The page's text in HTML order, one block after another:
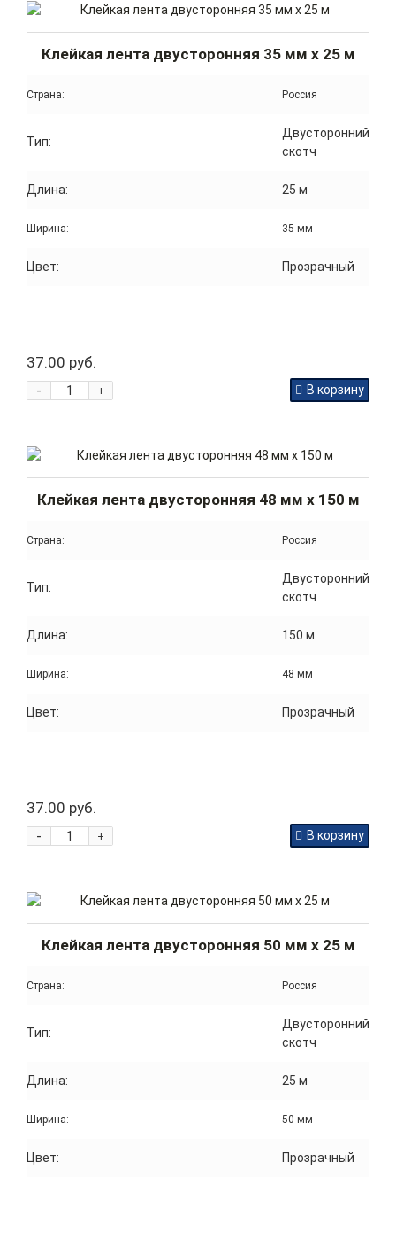
Клейкая лента двусторонняя 35 мм x 25 м
Страна: Россия
Тип:
Двусторонний
скотч
Длина: 25 м
Ширина: 35 мм
Цвет: Прозрачный
37.00 руб.
+
- В корзину
Клейкая лента двусторонняя 48 мм x 150 м
Страна: Россия
Тип:
Двусторонний
скотч
Длина: 150 м
Ширина: 48 мм
Цвет: Прозрачный
37.00 руб.
+
- В корзину
Клейкая лента двусторонняя 50 мм x 25 м
Страна: Россия
Тип:
Двусторонний
скотч
Длина: 25 м
Ширина: 50 мм
Цвет: Прозрачный